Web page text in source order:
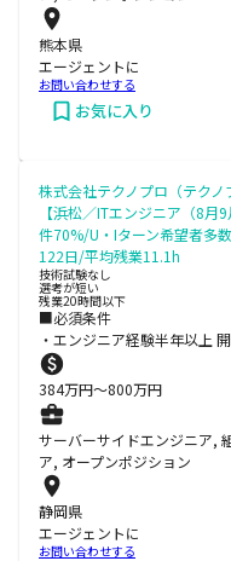
熊本県
エージェントに
お問い合わせする
お気に入り
株式会社テクノプロ（テクノ
【浜松／ITエンジニア（8
件70%/U・Iターン希望者多
122日/平均残業11.1h
技術試験なし
選考が短い
残業20時間以下
■必須条件
・エンジニア経験半年以上
384万円〜800万円
サーバーサイドエンジニア,
ア, オープンポジション
静岡県
エージェントに
お問い合わせする